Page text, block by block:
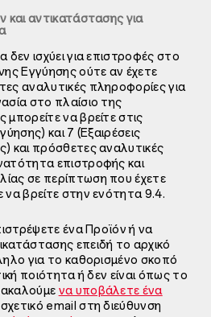
και αντικατάστασης για
ισχύει για επιστροφές στο
Εγγύησης ούτε αν έχετε
αναλυτικές πληροφορίες για
στο πλαίσιο της
μπορείτε να βρείτε στις
και 7 (Εξαιρέσεις
και πρόσθετες αναλυτικές
επιστροφής και
σε περίπτωση που έχετε
να βρείτε στην ενότητα 9.4.
ένα Προϊόν ή να
επειδή το αρχικό
για το καθορισμένο σκοπό
ποιότητα ή δεν είναι όπως το
να υποβάλετε ένα
email στη διεύθυνση